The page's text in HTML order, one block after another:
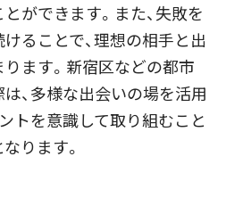
ができます。また、失敗を
ることで、理想の相手と出
ます。新宿区などの都市
、多様な出会いの場を活用
トを意識して取り組むこと
ります。